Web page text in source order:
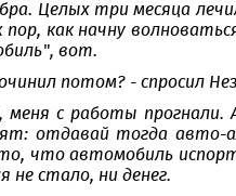
Целых три месяца
как начну
вот.
потом? - спросил
с работы
отдавай тогда авто-
что автомобиль
не стало, ни денег.